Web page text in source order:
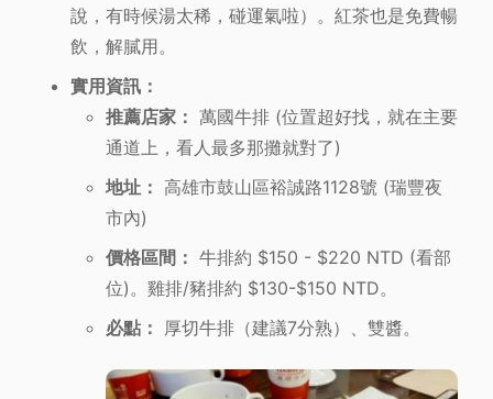
說，有時候湯太稀，碰運氣啦）。紅茶也是免費暢
飲，解膩用。
實用資訊：
推薦店家： 萬國牛排 (位置超好找，就在主要
通道上，看人最多那攤就對了)
地址： 高雄市鼓山區裕誠路1128號 (瑞豐夜
市內)
價格區間： 牛排約 $150 - $220 NTD (看部
位)。雞排/豬排約 $130-$150 NTD。
必點：
厚切牛排（建議7分熟）、雙醬。